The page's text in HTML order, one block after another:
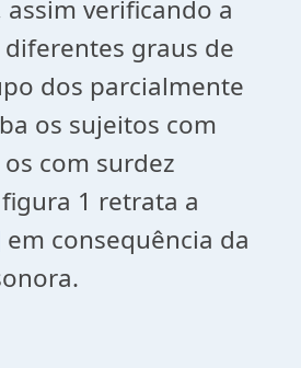
assim verificando a
graus de
dos parcialmente
os sujeitos com
com surdez
1 retrata a
em consequência da